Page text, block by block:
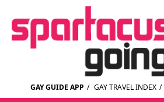
GAY GUIDE APP / GAY TRAVEL INDEX /